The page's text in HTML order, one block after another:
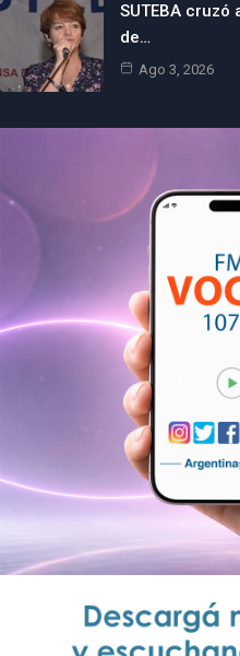
SUTEBA
de…
Ago 3, 2026